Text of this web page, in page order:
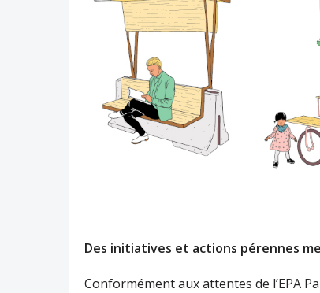
Des initiatives et actions pérennes
Conformément aux attentes de l’EPA